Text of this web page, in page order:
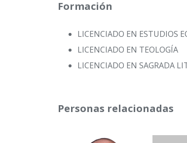
Formación
LICENCIADO EN ESTUDIOS
LICENCIADO EN TEOLOGÍA
LICENCIADO EN SAGRADA
Personas relacionadas